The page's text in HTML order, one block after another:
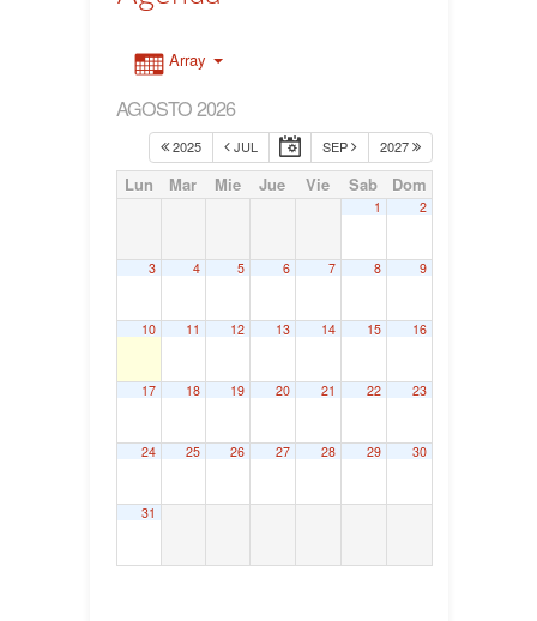
Array
AGOSTO 2026
2025 JUL SEP 2027
Lun Mar Mie Jue Vie Sab Dom
1 2
3 4 5 6 7 8 9
10 11 12 13 14 15 16
17 18 19 20 21 22 23
24 25 26 27 28 29 30
31